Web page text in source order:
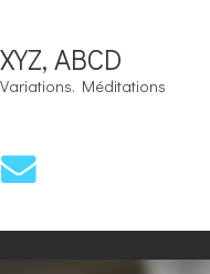
XYZ, ABCD
Variations. Méditations